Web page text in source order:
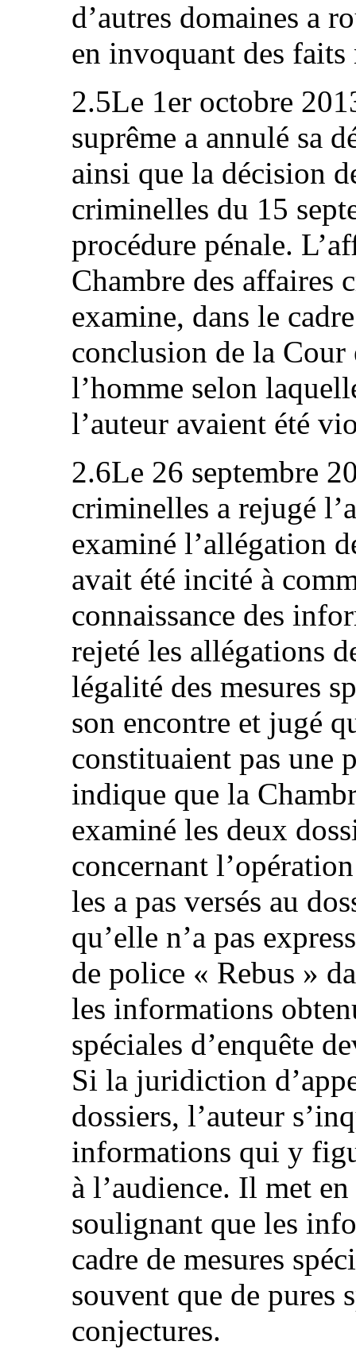
d’autres domaines a
en invoquant des faits
2.5Le 1er octobre
suprême a annulé sa
ainsi que la décision
criminelles du 15
procédure pénale.
Chambre des affaires
examine, dans le
conclusion de la Cour
l’homme selon
l’auteur avaient été
2.6Le 26 septembre
criminelles a rejugé
examiné l’allégation
avait été incité à
connaissance des
rejeté les allégations
légalité des mesures
son encontre et jugé
constituaient pas une
indique que la
examiné les deux
concernant
les a pas versés au
qu’elle n’a pas
de police « Rebus »
les informations
spéciales d’enquête
Si la juridiction
dossiers, l’auteur
informations qui y
à l’audience. Il met
soulignant que les
cadre de mesures
souvent que de pures
conjectures.